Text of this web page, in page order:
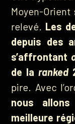
Moyen-
relevé. Les
depuis des
s’affrontant
de laranked
pire. Avec
nous
meilleure